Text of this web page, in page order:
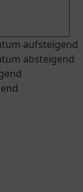
aufsteigend
absteigend